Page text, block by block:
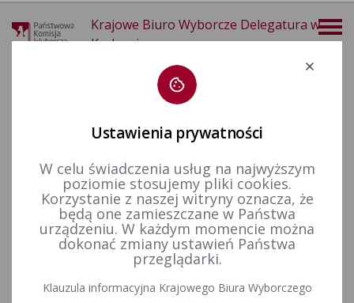
Krajowe Biuro Wyborcze Delegatura w
Krakowie
14-12-2025
KALENDARIUM 29-03-2026
10-05-2026
Wybory uzupełniające do Rady Gminy Wieprz w okręgu
Ustawienia prywatności
W celu świadczenia usług na najwyższym
poziomie stosujemy pliki cookies.
Korzystanie z naszej witryny oznacza, że
będą one zamieszczane w Państwa
urządzeniu. W każdym momencie można
dokonać zmiany ustawień Państwa
przeglądarki.
Klauzula informacyjna Krajowego Biura Wyborczego